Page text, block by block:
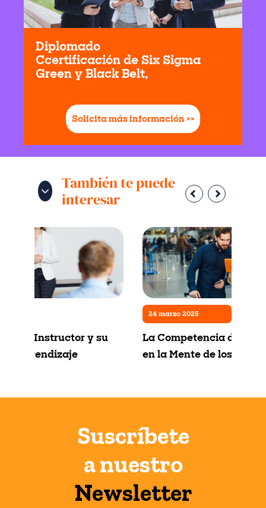
Diplomado
Ccertificación de Six Sigma
Green y Black Belt,
Solicita más información >>
También te puede
interesar
del Instructor y su
el Aprendizaje
24 marzo 2025
La Competencia de
en la Mente de los
Suscríbete
a nuestro
Newsletter